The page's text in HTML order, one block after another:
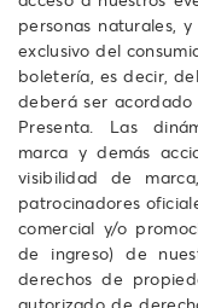
personas naturales,
exclusivo del
boletería, es decir,
deberá ser
Presenta. Las
marca y demás
visibilidad de
patrocinadores
comercial y/o
de ingreso) de
derechos de
autorizado de